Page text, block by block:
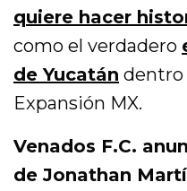
quiere hacer
como el verdadero
de Yucatán dentro
Expansión MX.
Venados F.C.
de Jonathan